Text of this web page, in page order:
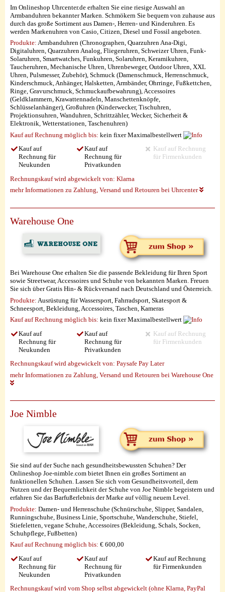
Im Onlineshop Uhrcenter.de erhalten Sie eine riesige Auswahl an
Armbanduhren bekannter Marken. Schmökern Sie bequem von zuhause aus
durch das große Sortiment aus Damen-, Herren- und Kinderuhren. Es
werden Markenuhren von Casio, Citizen, Diesel und Fossil angeboten.
Produkte: Armbanduhren (Chronographen, Quarzuhren Ana-Digi,
Digitaluhren, Quarzuhren Analog, Fliegeruhren, Schweizer Uhren, Funk-
Solaruhren, Smartwatches, Funkuhren, Solaruhren, Keramikuhren,
Taucheruhren, Mechanische Uhren, Uhrenbeweger, Outdoor Uhren, XXL
Uhren, Pulsmesser, Zubehör), Schmuck (Damenschmuck, Herrenschmuck,
Kinderschmuck, Anhänger, Halsketten, Armbänder, Ohrringe, Fußkettchen,
Ringe, Gravurschmuck, Schmuckaufbewahrung), Accessoires
(Geldklammern, Krawattennadeln, Manschettenknöpfe,
Schlüsselanhänger), Großuhren (Kinderwecker, Tischuhren,
Projektionsuhren, Wanduhren, Schrittzähler, Wecker, Sicherheit &
Elektronik, Wetterstationen, Taschenuhren)
Kauf auf Rechnung möglich bis: kein fixer Maximalbestellwert
Kauf auf
Rechnung für
Neukunden
Kauf auf
Rechnung für
Privatkunden
Kauf auf Rechnung
für Firmenkunden
Rechnungskauf wird abgewickelt von: Klarna
mehr Informationen zu Zahlung, Versand und Retouren bei Uhrcenter
Warehouse One
Bei Warehouse One erhalten Sie die passende Bekleidung für Ihren Sport
sowie Streetwear, Accessoires und Schuhe von bekannten Marken. Freuen
Sie sich über Gratis Hin- & Rückversand nach Deutschland und Österreich.
Produkte: Ausrüstung für Wassersport, Fahrradsport, Skatesport &
Schneesport, Bekleidung, Accessoires, Taschen, Kameras
Kauf auf Rechnung möglich bis: kein fixer Maximalbestellwert
Kauf auf
Rechnung für
Neukunden
Kauf auf
Rechnung für
Privatkunden
Kauf auf Rechnung
für Firmenkunden
Rechnungskauf wird abgewickelt von: Paysafe Pay Later
mehr Informationen zu Zahlung, Versand und Retouren bei Warehouse One
Joe Nimble
Sie sind auf der Suche nach gesundheitsbewussten Schuhen? Der
Onlineshop Joe-nimble.com bietet Ihnen ein großes Sortiment an
funktionellen Schuhen. Lassen Sie sich vom Gesundheitsvorteil, dem
Nutzen und der Bequemlichkeit der Schuhe von Joe Nimble begeistern und
erfahren Sie das Barfußerlebnis der Marke auf völlig neuem Level.
Produkte: Damen- und Herrenschuhe (Schnürschuhe, Slipper, Sandalen,
Runningschuhe, Business Linie, Sportschuhe, Wanderschuhe, Stiefel,
Stiefeletten, vegane Schuhe, Accessoires (Bekleidung, Schals, Socken,
Schuhpflege, Fußbetten)
Kauf auf Rechnung möglich bis: € 600,00
Kauf auf
Rechnung für
Neukunden
Kauf auf
Rechnung für
Privatkunden
Kauf auf Rechnung
für Firmenkunden
Rechnungskauf wird vom Shop selbst abgewickelt (ohne Klarna, PayPal